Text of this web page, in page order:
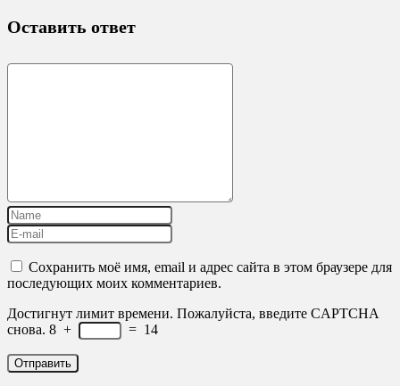
Оставить ответ
Сохранить моё имя, email и адрес сайта в этом браузере для
последующих моих комментариев.
Достигнут лимит времени. Пожалуйста, введите CAPTCHA
снова. 8 + = 14